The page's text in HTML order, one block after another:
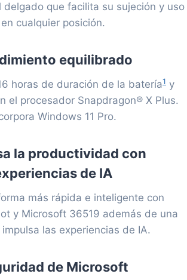
delgado que facilita su sujeción y uso
en cualquier posición.
equilibrado
horas de duración de la batería1 y
el procesador Snapdragon® X Plus.
Windows 11 Pro.
la productividad con
de IA
más rápida e inteligente con
y Microsoft 36519 además de una
impulsa las experiencias de IA.
de Microsoft